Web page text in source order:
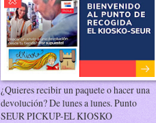
¿Quieres recibir un paquete o hacer una
devolución? De lunes a lunes. Punto
SEUR PICKUP-EL KIOSKO